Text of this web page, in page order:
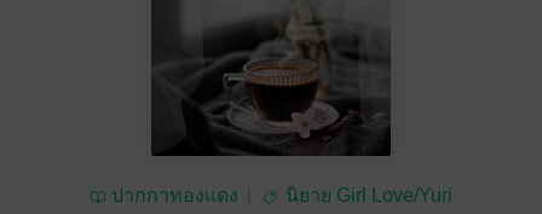
ปากกาทองแดง นิยาย Girl Love/Yuri